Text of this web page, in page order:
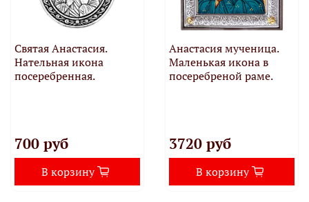
Святая Анастасия.
Нательная икона
посеребренная.
700 руб
В корзину
Анастасия мученица.
Маленькая икона в
посеребреной раме.
3720 руб
В корзину